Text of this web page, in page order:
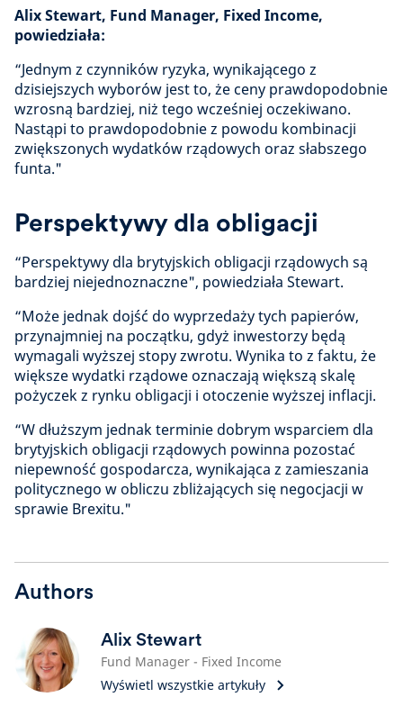
Alix Stewart, Fund Manager, Fixed Income,
powiedziała:
“Jednym z czynników ryzyka, wynikającego z
dzisiejszych wyborów jest to, że ceny prawdopodobnie
wzrosną bardziej, niż tego wcześniej oczekiwano.
Nastąpi to prawdopodobnie z powodu kombinacji
zwiększonych wydatków rządowych oraz słabszego
funta."
Perspektywy dla obligacji
“Perspektywy dla brytyjskich obligacji rządowych są
bardziej niejednoznaczne", powiedziała Stewart.
“Może jednak dojść do wyprzedaży tych papierów,
przynajmniej na początku, gdyż inwestorzy będą
wymagali wyższej stopy zwrotu. Wynika to z faktu, że
większe wydatki rządowe oznaczają większą skalę
pożyczek z rynku obligacji i otoczenie wyższej inflacji.
“W dłuższym jednak terminie dobrym wsparciem dla
brytyjskich obligacji rządowych powinna pozostać
niepewność gospodarcza, wynikająca z zamieszania
politycznego w obliczu zbliżających się negocjacji w
sprawie Brexitu."
Authors
Alix Stewart
Fund Manager - Fixed Income
Wyświetl wszystkie artykuły